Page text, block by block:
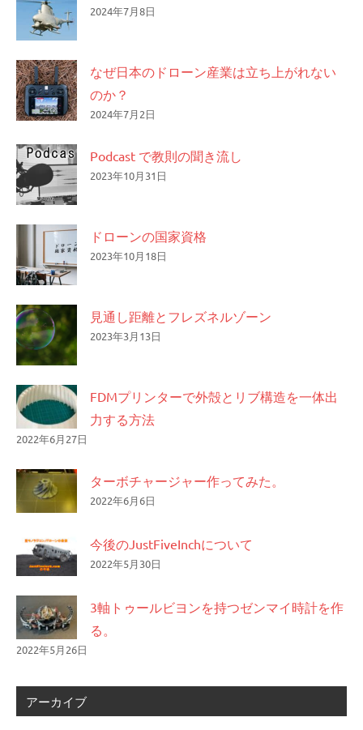
2024年7月8日
なぜ日本のドローン産業は立ち上がれない
のか？
2024年7月2日
Podcast で教則の聞き流し
2023年10月31日
ドローンの国家資格
2023年10月18日
見通し距離とフレズネルゾーン
2023年3月13日
FDMプリンターで外殻とリブ構造を一体出
力する方法
2022年6月27日
ターボチャージャー作ってみた。
2022年6月6日
今後のJustFiveInchについて
2022年5月30日
3軸トゥールビヨンを持つゼンマイ時計を作
る。
2022年5月26日
アーカイブ